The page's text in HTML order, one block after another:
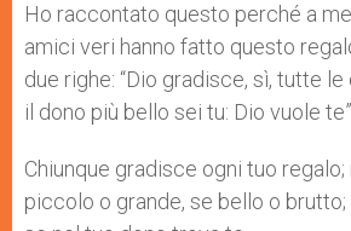
Ho raccontato questo perché a
amici veri hanno fatto questo
due righe: “Dio gradisce, sì, tutte
il dono più bello sei tu: Dio vuole te”.
Chiunque gradisce ogni tuo
piccolo o grande, se bello o